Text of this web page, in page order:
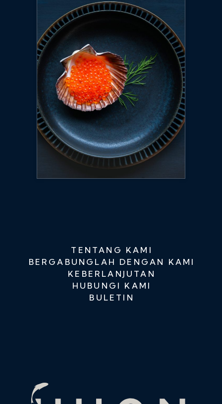
TENTANG KAMI
BERGABUNGLAH DENGAN KAMI
KEBERLANJUTAN
HUBUNGI KAMI
BULETIN